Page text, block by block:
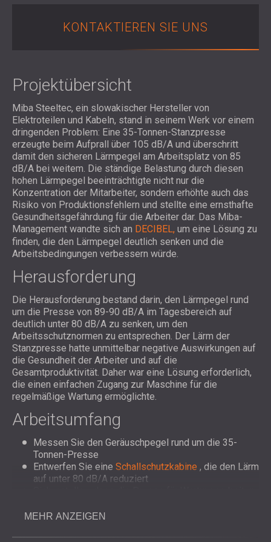
HALLEN
SCHALLSCHUTZ UND AKUSTIK FÜR
BILDUNGSEINRICHTUNGEN
SCHALLSCHUTZ UND AKUSTIK FÜR
GESUNDHEITSEINRICHTUNGE
SCHALLSCHUTZ UND
AKUSTIKLÖSUNGEN FÜR DEN
AUDIOLOGIEBEREICH
SCHALLDÄMMUNG UND
AKUSTIKLÖSUNGEN FÜR
RECHENZENTREN
FINLAND (FI)
KONTAKTIEREN SIE UNS
Projektübersicht
Miba Steeltec, ein slowakischer Hersteller von
Elektroteilen und Kabeln, stand in seinem Werk vor einem
dringenden Problem: Eine 35-Tonnen-Stanzpresse
erzeugte beim Aufprall über 105 dB/A und überschritt
damit den sicheren Lärmpegel am Arbeitsplatz von 85
dB/A bei weitem. Die ständige Belastung durch diesen
hohen Lärmpegel beeinträchtigte nicht nur die
Konzentration der Mitarbeiter, sondern erhöhte auch das
Risiko von Produktionsfehlern und stellte eine ernsthafte
Gesundheitsgefährdung für die Arbeiter dar. Das Miba-
Management wandte sich an DECIBEL, um eine Lösung zu
finden, die den Lärmpegel deutlich senken und die
Arbeitsbedingungen verbessern würde.
Herausforderung
Die Herausforderung bestand darin, den Lärmpegel rund
um die Presse von 89-90 dB/A im Tagesbereich auf
deutlich unter 80 dB/A zu senken, um den
Arbeitsschutznormen zu entsprechen. Der Lärm der
Stanzpresse hatte unmittelbar negative Auswirkungen auf
die Gesundheit der Arbeiter und auf die
Gesamtproduktivität. Daher war eine Lösung erforderlich,
die einen einfachen Zugang zur Maschine für die
regelmäßige Wartung ermöglichte.
Arbeitsumfang
Messen Sie den Geräuschpegel rund um die 35-
Tonnen-Presse
Entwerfen Sie eine Schallschutzkabine , die den Lärm
auf unter 80 dB/A reduziert
Installieren Sie das Gehäuse unter extremen
MEHR ANZEIGEN